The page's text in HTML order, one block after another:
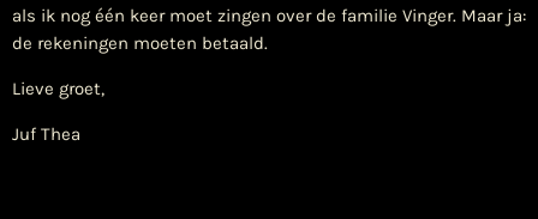
als ik nog één keer moet zingen over de familie Vinger. Maar ja:
de rekeningen moeten betaald.
Lieve groet,
Juf Thea